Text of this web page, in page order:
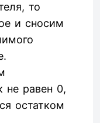
то
и сносим
не равен 0,
остатком